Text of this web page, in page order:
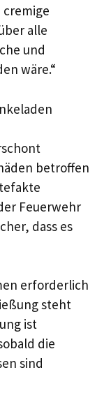
alle
und
wäre.“
betroffen
Feuerwehr
dass es
erforderlich
steht
ist
die
sind